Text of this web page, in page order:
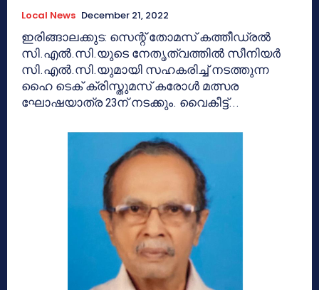
Local News December 21, 2022
ഇരിങ്ങാലക്കുട: സെന്റ് തോമസ് കത്തീഡ്രല്‍
സി.എല്‍.സി.യുടെ നേതൃത്വത്തില്‍ സീനിയര്‍
സി.എല്‍.സി.യുമായി സഹകരിച്ച് നടത്തുന്ന
ഹൈ ടെക് ക്രിസ്തുമസ് കരോള്‍ മത്സര
ഘോഷയാത്ര 23ന് നടക്കും. വൈകീട്ട്...